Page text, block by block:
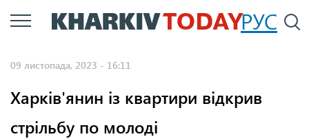
Перейти
до
РУС
09 листопада, 2023 - 16:11
Харків'янин із квартири відкрив
стрільбу по молоді